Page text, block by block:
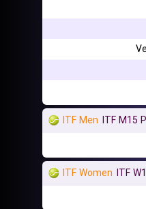
ITF Men ITF M15
ITF Women ITF